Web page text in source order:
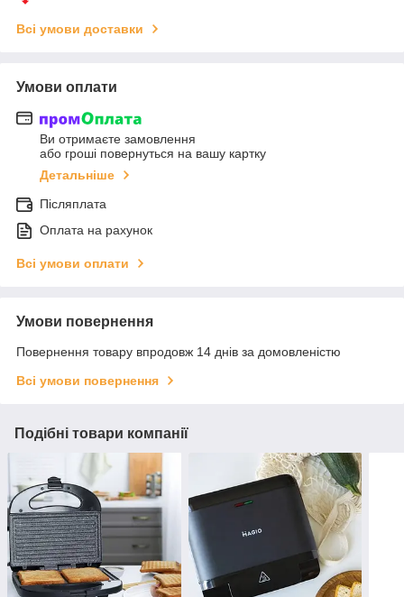
Всі умови доставки
Умови оплати
Ви отримаєте замовлення
або гроші повернуться на вашу картку
Детальніше
Післяплата
Оплата на рахунок
Всі умови оплати
Умови повернення
Повернення товару впродовж 14 днів за домовленістю
Всі умови повернення
Подібні товари компанії